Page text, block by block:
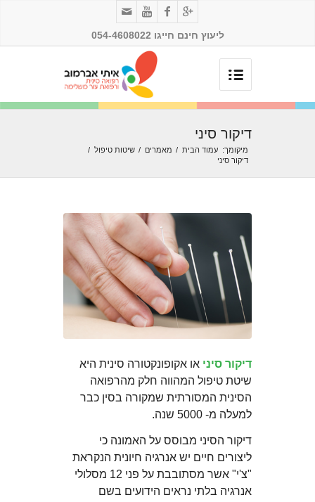
ליעוץ חינם חייגו 054-4608022
דיקור סיני
מיקומך: עמוד הבית / מאמרים / שיטות טיפול /
דיקור סיני
דיקור סיני או אקופונקטורה סינית היא
שיטת טיפול המהווה חלק מהרפואה
הסינית המסורתית שמקורה בסין כבר
למעלה מ- 5000 שנה.
דיקור הסיני מבוסס על האמונה כי
ליצורים חיים יש אנרגיה חיונית הנקראת
"צ'י" אשר מסתובבת על פני 12 מסלולי
אנרגיה בלתי נראים הידועים בשם